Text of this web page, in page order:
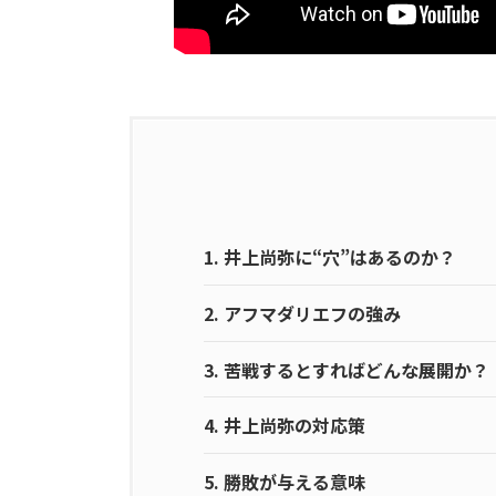
1. 井上尚弥に“穴”はあるのか？
2. アフマダリエフの強み
3. 苦戦するとすればどんな展開か？
4. 井上尚弥の対応策
5. 勝敗が与える意味